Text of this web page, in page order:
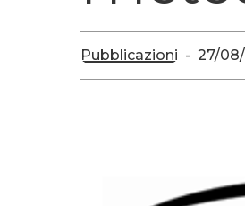
Pubblicazioni 27/